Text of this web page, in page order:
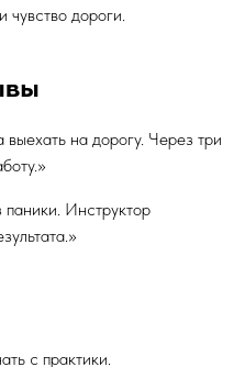
чувство дороги.
на дорогу. Через три
паники. Инструктор
с практики.